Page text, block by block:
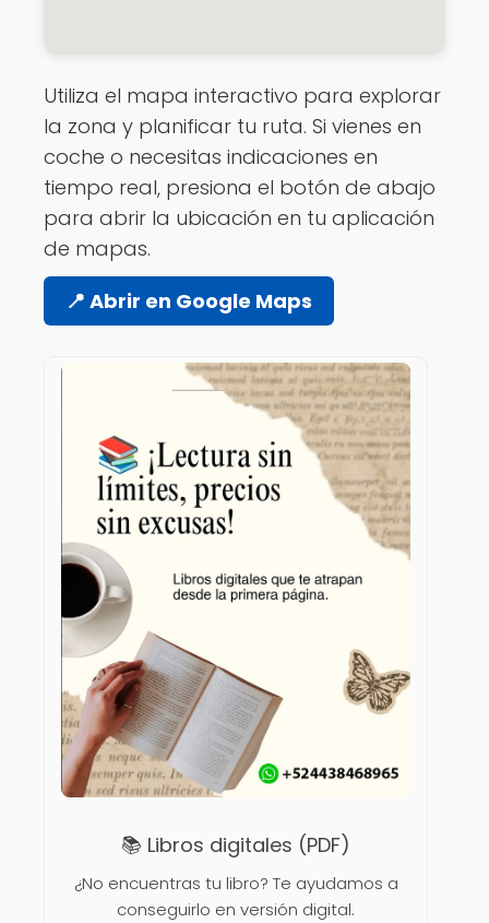
Utiliza el mapa interactivo para explorar
la zona y planificar tu ruta. Si vienes en
coche o necesitas indicaciones en
tiempo real, presiona el botón de abajo
para abrir la ubicación en tu aplicación
de mapas.
📍 Abrir en Google Maps
📚 Libros digitales (PDF)
¿No encuentras tu libro? Te ayudamos a
conseguirlo en versión digital.